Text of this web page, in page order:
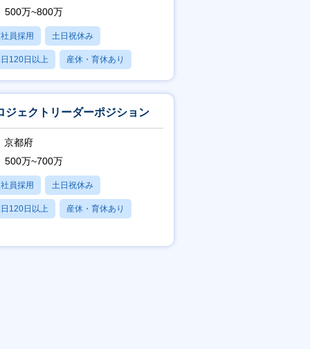
500万~800万
員採用 土日祝休み
120日以上 産休・育休あり
あり
ジェクトリーダーポジション
京都府
500万~700万
員採用 土日祝休み
120日以上 産休・育休あり